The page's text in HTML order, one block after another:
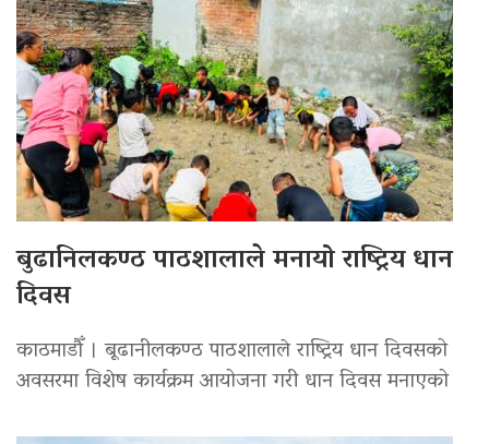
बुढानिलकण्ठ पाठशालाले मनायो राष्ट्रिय धान
दिवस
काठमाडौँ । बूढानीलकण्ठ पाठशालाले राष्ट्रिय धान दिवसको
अवसरमा विशेष कार्यक्रम आयोजना गरी धान दिवस मनाएको